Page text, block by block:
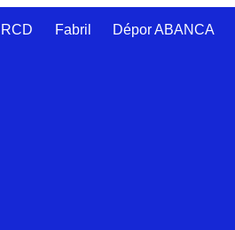
RCD Fabril Dépor ABANCA